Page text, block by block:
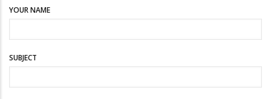
YOUR NAME
SUBJECT